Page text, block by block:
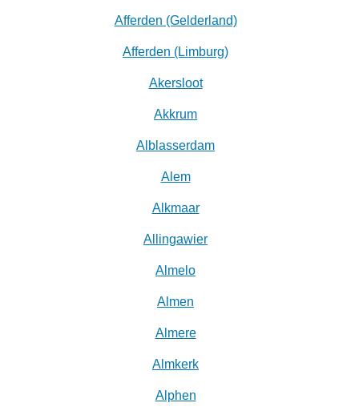
Afferden (Gelderland)
Afferden (Limburg)
Akersloot
Akkrum
Alblasserdam
Alem
Alkmaar
Allingawier
Almelo
Almen
Almere
Almkerk
Alphen